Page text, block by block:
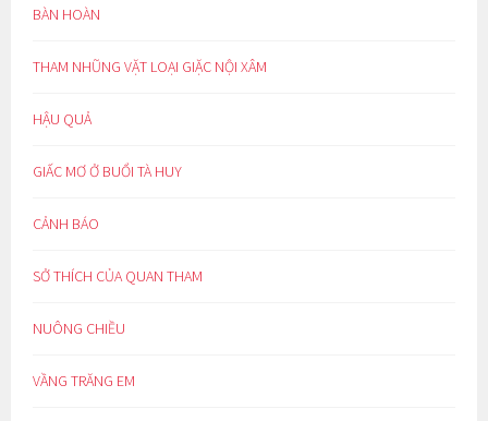
BÀN HOÀN
THAM NHŨNG VẶT LOẠI GIẶC NỘI XÂM
HẬU QUẢ
GIẤC MƠ Ở BUỔI TÀ HUY
CẢNH BÁO
SỞ THÍCH CỦA QUAN THAM
NUÔNG CHIỀU
VẦNG TRĂNG EM